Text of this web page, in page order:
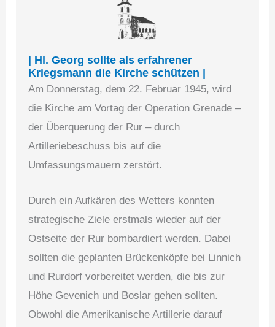
| Hl. Georg sollte als erfahrener
Kriegsmann die Kirche schützen |
Am Donnerstag, dem 22. Februar 1945, wird
die Kirche am Vortag der Operation Grenade –
der Überquerung der Rur – durch
Artilleriebeschuss bis auf die
Umfassungsmauern zerstört.
Durch ein Aufkären des Wetters konnten
strategische Ziele erstmals wieder auf der
Ostseite der Rur bombardiert werden. Dabei
sollten die geplanten Brückenköpfe bei Linnich
und Rurdorf vorbereitet werden, die bis zur
Höhe Gevenich und Boslar gehen sollten.
Obwohl die Amerikanische Artillerie darauf